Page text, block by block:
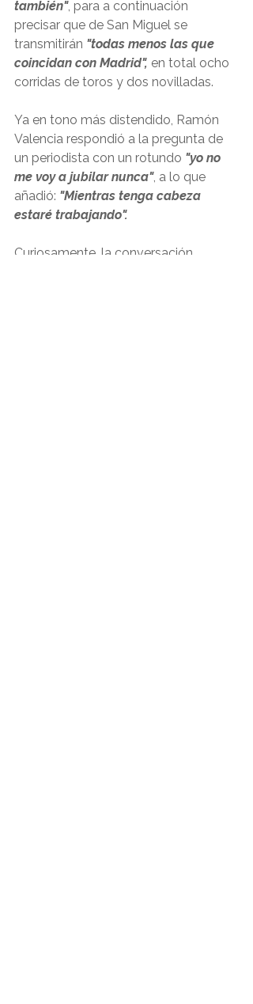
también", para a continuación
precisar que de San Miguel se
transmitirán "todas menos las que
coincidan con Madrid", en total ocho
corridas de toros y dos novilladas.
Ya en tono más distendido, Ramón
Valencia respondió a la pregunta de
un periodista con un rotundo "yo no
me voy a jubilar nunca", a lo que
añadió: "Mientras tenga cabeza
estaré trabajando".
Curiosamente, la conversación